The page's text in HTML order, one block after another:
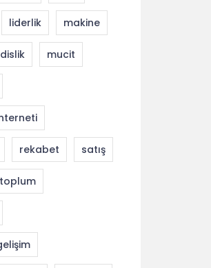
liderlik makine
mucit
rekabet satış
toplum